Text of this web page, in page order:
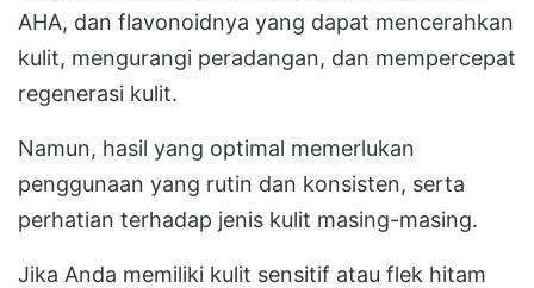
AHA, dan flavonoidnya yang dapat mencerahkan
kulit, mengurangi peradangan, dan mempercepat
regenerasi kulit.
Namun, hasil yang optimal memerlukan
penggunaan yang rutin dan konsisten, serta
perhatian terhadap jenis kulit masing-masing.
Jika Anda memiliki kulit sensitif atau flek hitam